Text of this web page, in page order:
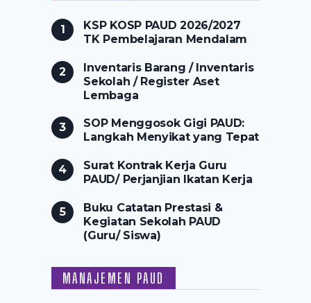
KSP KOSP PAUD 2026/2027
TK Pembelajaran Mendalam
Inventaris Barang / Inventaris
Sekolah / Register Aset
Lembaga
SOP Menggosok Gigi PAUD:
Langkah Menyikat yang Tepat
Surat Kontrak Kerja Guru
PAUD/ Perjanjian Ikatan Kerja
Buku Catatan Prestasi &
Kegiatan Sekolah PAUD
(Guru/ Siswa)
MANAJEMEN PAUD